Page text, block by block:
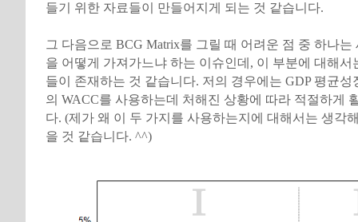
들기 위한 자료들이 만들어지게 되는 것 같습니다.
그 다음으로 BCG Matrix를 그릴 때 어려운 점 중 하나는
을 어떻게 가져가느냐 하는 이슈인데, 이 부분에 대해서
들이 존재하는 것 같습니다. 저의 경우에는 GDP 평균성
의 WACC를 사용하는데 처해진 상황에 따라 적절하게
다. (제가 왜 이 두 가지를 사용하는지에 대해서는 생각
을 것 같습니다. ^^)